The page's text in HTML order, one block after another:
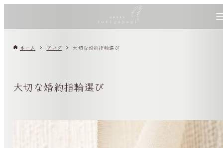
ホーム ブログ 大切な婚約指輪選び
大切な婚約指輪選び